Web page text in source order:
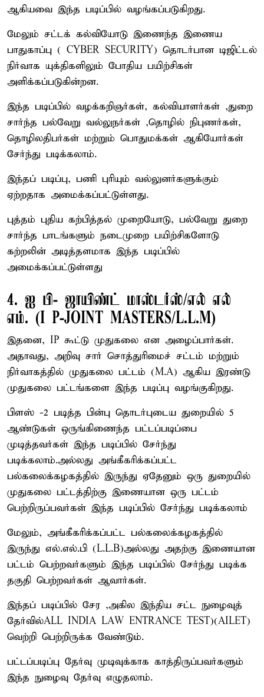
ஆகியவை இந்த படிப்பில் வழங்கப்படுகிறது.
மேலும் சட்டக் கல்வியோடு இணைந்த இணைய
பாதுகாப்பு ( CYBER SECURITY) தொடர்பான டிஜிட்டல்
நிர்வாக யுக்திகளிலும் போதிய பயிற்சிகள்
அளிக்கப்படுகின்றன.
இந்த படிப்பில் வழக்கறிஞர்கள், கல்வியாளர்கள் ,துறை
சார்ந்த பல்வேறு வல்லுநர்கள் ,தொழில் நிபுணர்கள்,
தொழிலதிபர்கள் மற்றும் பொதுமக்கள் ஆகியோர்கள்
சேர்ந்து படிக்கலாம்.
இந்தப் படிப்பு, பணி புரியும் வல்லுனர்களுக்கும்
ஏற்றதாக அமைக்கப்பட்டுள்ளது.
புத்தம் புதிய கற்பித்தல் முறையோடு, பல்வேறு துறை
சார்ந்த பாடங்களும் நடைமுறை பயிற்சிகளோடு
கற்றலின் அடித்தளமாக இந்த படிப்பில்
அமைக்கப்பட்டுள்ளது
4. ஐ பி- ஜாயிண்ட் மாஸ்டர்ஸ்/எல் எல்
எம். (I P-JOINT MASTERS/L.L.M)
இதனை, IP கூட்டு முதுகலை என அழைப்பார்கள்.
அதாவது, அறிவு சார் சொத்துரிமைச் சட்டம் மற்றும்
நிர்வாகத்தில் முதுகலை பட்டம் (M.A) ஆகிய இரண்டு
முதுகலை பட்டங்களை இந்த படிப்பு வழங்குகிறது.
பிளஸ் -2 படித்த பின்பு தொடர்புடைய துறையில் 5
ஆண்டுகள் ஒருங்கிணைந்த பட்டப்படிப்பை
முடித்தவர்கள் இந்த படிப்பில் சேர்ந்து
படிக்கலாம்.அல்லது அங்கீகரிக்கப்பட்ட
பல்கலைக்கழகத்தில் இருந்து ஏதேனும் ஒரு துறையில்
முதுகலை பட்டத்திற்கு இணையான ஒரு பட்டம்
பெற்றிருப்பவர்கள் இந்த படிப்பில் சேர்ந்து படிக்கலாம்
மேலும், அங்கீகரிக்கப்பட்ட பல்கலைக்கழகத்தில்
இருந்து எல்.எல்.பி (L.L.B)அல்லது அதற்கு இணையான
பட்டம் பெற்றவர்களும் இந்த படிப்பில் சேர்ந்து படிக்க
தகுதி பெற்றவர்கள் ஆவார்கள்.
இந்தப் படிப்பில் சேர ,அகில இந்திய சட்ட நுழைவுத்
தேர்வில்ALL INDIA LAW ENTRANCE TEST)(AILET)
வெற்றி பெற்றிருக்க வேண்டும்.
பட்டப்படிப்பு தேர்வு முடிவுக்காக காத்திருப்பவர்களும்
இந்த நுழைவு தேர்வு எழுதலாம்.